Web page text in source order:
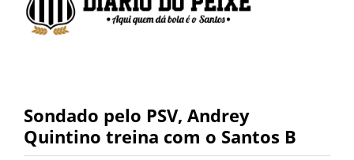
Sondado pelo PSV, Andrey
Quintino treina com o Santos B